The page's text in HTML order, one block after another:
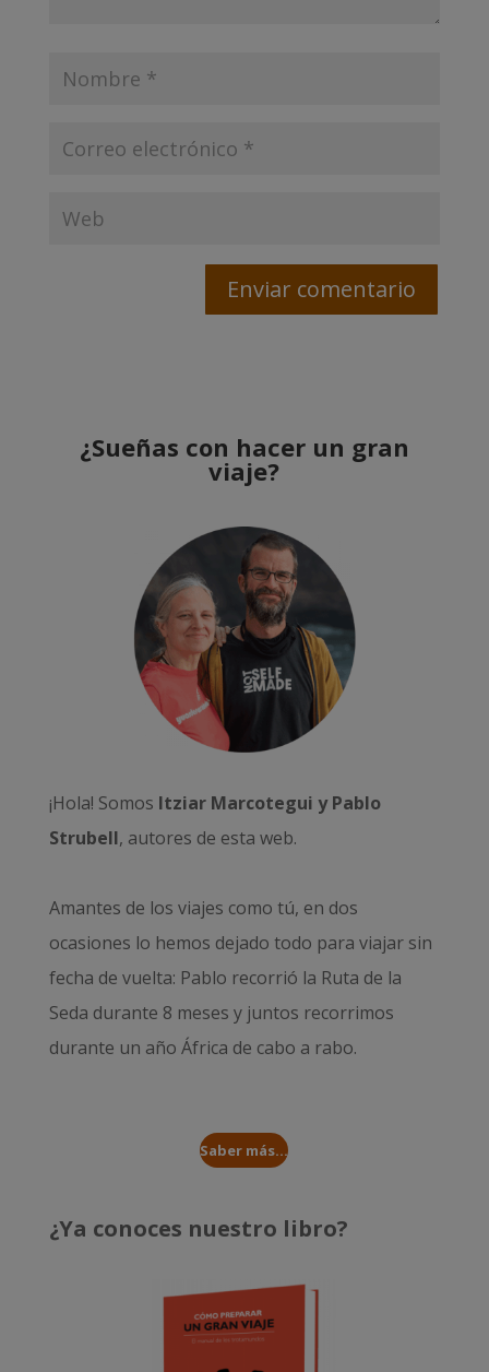
¿Sueñas con hacer un gran
viaje?
¡Hola! Somos Itziar Marcotegui y Pablo
Strubell, autores de esta web.
Amantes de los viajes como tú, en dos
ocasiones lo hemos dejado todo para viajar sin
fecha de vuelta: Pablo recorrió la Ruta de la
Seda durante 8 meses y juntos recorrimos
durante un año África de cabo a rabo.
Saber más...
¿Ya conoces nuestro libro?